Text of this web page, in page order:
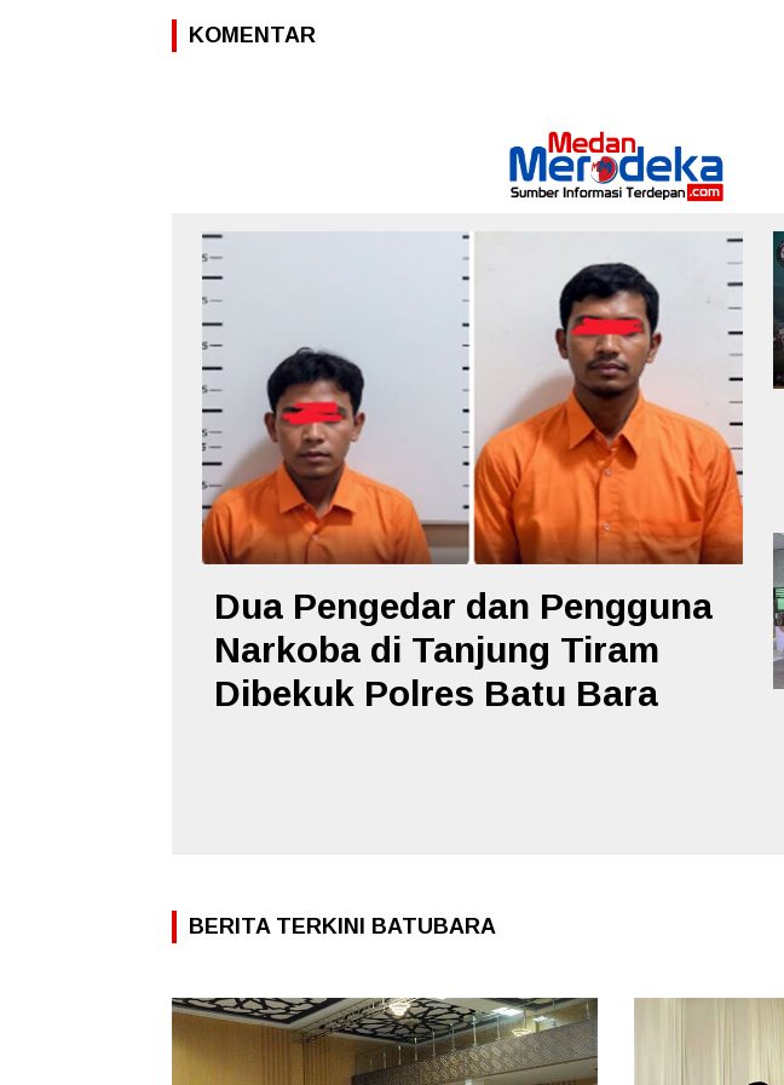
KOMENTAR
Dua Pengedar dan Pengguna
Narkoba di Tanjung Tiram
Dibekuk Polres Batu Bara
BERITA TERKINI BATUBARA